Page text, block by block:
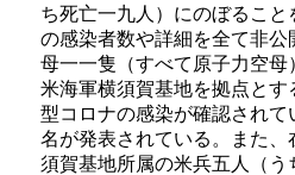
ち死亡一九人）にのぼるこ
の感染者数や詳細を全て非
母一一隻（すべて原子力空
米海軍横須賀基地を拠点と
型コロナの感染が確認され
名が発表されている。また
須賀基地所属の米兵五人（